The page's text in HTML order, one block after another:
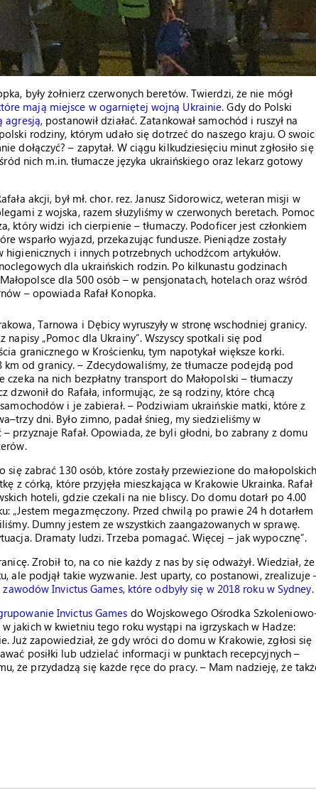
były żołnierz czerwonych beretów. Twierdzi, że nie mógł
mają miejsce w ogarniętej wojną Ukrainie. Gdy do Polski
agresją, postanowił działać. Zatankował samochód i ruszył na
rodziny, którym udało się dotrzeć do naszego kraju. O
dołączyć? – zapytał. W ciągu kilkudziesięciu minut zgłosiło się
nich m.in. tłumacze języka ukraińskiego oraz lekarz gotowy
akcji, był mł. chor. rez. Janusz Sidorowicz, weteran misji w
z wojska, razem służyliśmy w czerwonych beretach. Pomoc
który widzi ich cierpienie – tłumaczy. Podoficer jest członkiem
wsparło wyjazd, przekazując fundusze. Pieniądze zostały
i innych potrzebnych uchodźcom artykułów.
dla ukraińskich rodzin. Po kilkunastu godzinach
dla 500 osób – w pensjonatach, hotelach oraz wśród
– opowiada Rafał Konopka.
Tarnowa i Dębicy wyruszyły w stronę wschodniej granicy.
napisy „Pomoc dla Ukrainy”. Wszyscy spotkali się pod
granicznego w Krościenku, tym napotykał większe korki.
od granicy. – Zdecydowaliśmy, że tłumacze podejdą pod
na nich bezpłatny transport do Małopolski – tłumaczy
dzwonił do Rafała, informując, że są rodziny, które chcą
i je zabierał. – Podziwiam ukraińskie matki, które z
dni. Było zimno, padał śnieg, my siedzieliśmy w
przyznaje Rafał. Opowiada, że byli głodni, bo zabrany z domu
się zabrać 130 osób, które zostały przewiezione do małopolskich
z córką, które przyjęła mieszkająca w Krakowie Ukrainka. Rafał
hoteli, gdzie czekali na nie bliscy. Do domu dotarł po 4.00
„Jestem megazmęczony. Przed chwilą po prawie 24 h dotarłem
Dumny jestem ze wszystkich zaangażowanych w sprawę.
Dramaty ludzi. Trzeba pomagać. Więcej – jak wypocznę”.
Zrobił to, na co nie każdy z nas by się odważył. Wiedział, że
ale podjął takie wyzwanie. Jest uparty, co postanowi, zrealizuje
zawodów Invictus Games, które odbyły się w 2018 roku w Sydney.
Invictus Games do Wojskowego Ośrodka
jakich w kwietniu tego roku wystąpi na igrzyskach w Hadze:
Już zapowiedział, że gdy wróci do domu w Krakowie, zgłosi się
posiłki lub udzielać informacji w punktach recepcyjnych –
że przydadzą się każde ręce do pracy. – Mam nadzieję, że